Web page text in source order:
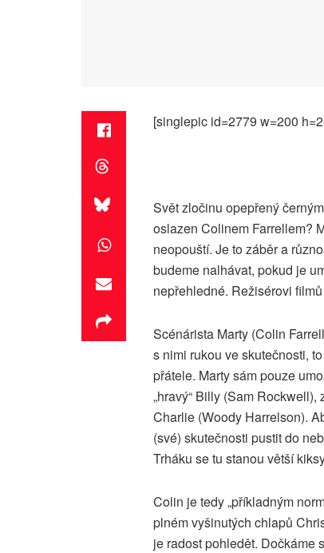
[singlepic id=2779 w=200
Svět zločinu opepřený
oslazen Colinem Farrellem?
neopouští. Je to záběr a
budeme nalhávat, pokud je
nepřehledné. Režisérovi
Scénárista Marty (Colin
s nimi rukou ve skutečnosti,
přátele. Marty sám pouze
„hravý“ Billy (Sam
Charlie (Woody Harrelson).
(své) skutečnosti pustit do
Trháku se tu stanou větší
Colin je tedy „příkladným
plném vyšinutých chlapů
je radost pohledět. Dočkáme